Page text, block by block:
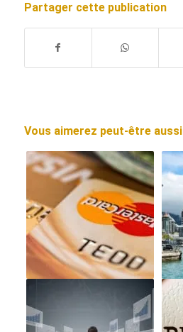
Partager cette publication
Vous aimerez peut-être aussi